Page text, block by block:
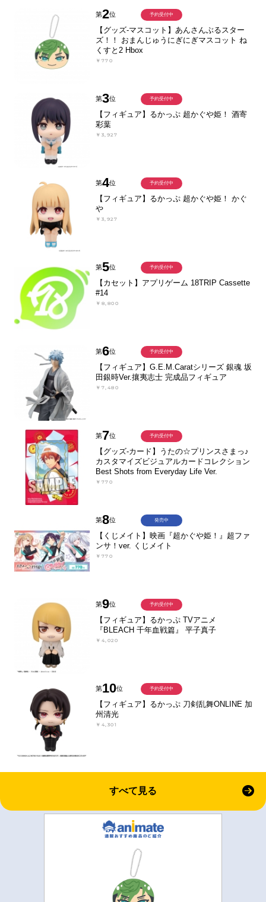
第2位
【グッズ-マスコット】あんさんぶるスター
ズ！！ おまんじゅうにぎにぎマスコット ね
くすと2 Hbox
￥770
予約受付中
第3位
【フィギュア】るかっぷ 超かぐや姫！ 酒寄
彩葉
￥3,927
予約受付中
第4位
【フィギュア】るかっぷ 超かぐや姫！ かぐ
や
￥3,927
予約受付中
第5位
【カセット】アプリゲーム 18TRIP Cassette
#14
￥8,800
予約受付中
第6位
【フィギュア】G.E.M.Caratシリーズ 銀魂 坂
田銀時Ver.攘夷志士 完成品フィギュア
￥7,480
予約受付中
第7位
【グッズ-カード】うたの☆プリンスさまっ♪
カスタマイズビジュアルカードコレクション
Best Shots from Everyday Life Ver.
￥770
予約受付中
第8位
【くじメイト】映画『超かぐや姫！』超ファ
ンサ！ver. くじメイト
￥770
発売中
第9位
【フィギュア】るかっぷ TVアニメ
『BLEACH 千年血戦篇』 平子真子
￥4,020
予約受付中
第10位
【フィギュア】るかっぷ 刀剣乱舞ONLINE 加
州清光
￥4,301
予約受付中
すべて見る